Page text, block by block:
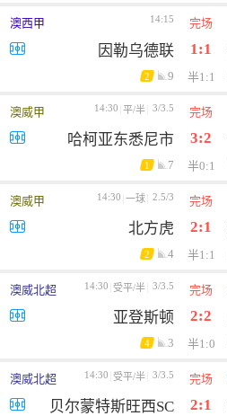
澳西甲 14:15 完场
因勒乌德联 1:1
2 9 半1:1
澳威甲 14:30 平/半 3/3.5 完场
哈柯亚东悉尼市 3:2
1 7 半0:1
澳威甲 14:30 一球 2.5/3 完场
北方虎 2:1
2 4 半1:1
澳威北超 14:30 受平/半 3/3.5 完场
亚登斯顿 2:2
4 3 半1:0
澳威北超 14:30 受平/半 3/3.5 完场
贝尔蒙特斯旺西SC 2:1